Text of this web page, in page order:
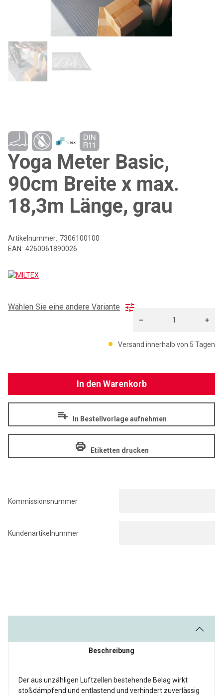
Yoga Meter Basic,
90cm Breite x max.
18,3m Länge, grau
Artikelnummer: 7306100100
EAN: 4260061890026
Versand innerhalb von 5 Tagen
Wählen Sie eine andere Variante
Kommissionsnummer
Kundenartikelnummer
– +
In den Warenkorb
In Bestellvorlage aufnehmen
Etiketten drucken
Beschreibung
Der aus unzähligen Luftzellen bestehende Belag wirkt
stoßdämpfend und entlastend und verhindert zuverlässig